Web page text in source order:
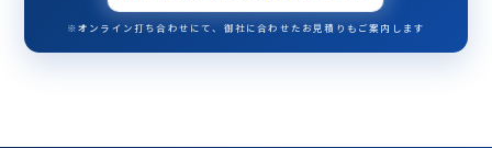
※オンライン打ち合わせにて、御社に合わせたお見積りもご案内します